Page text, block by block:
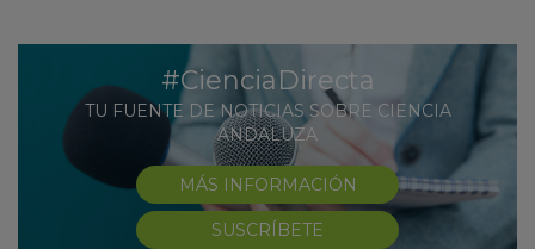
#CienciaDirecta
TU FUENTE DE NOTICIAS SOBRE CIENCIA
ANDALUZA
MÁS INFORMACIÓN
SUSCRÍBETE